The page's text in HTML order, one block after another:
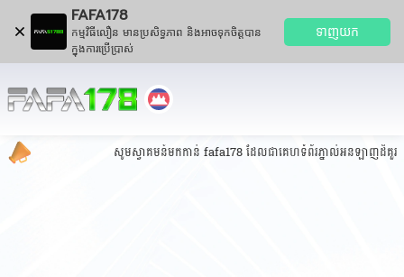
FAFA178
កម្មវិធីលឿន មានប្រសិទ្ធភាព និងអាចទុកចិត្តបាន
ក្នុងការប្រើប្រាស់
ទាញយក
សូមស្វាគមន៍មកកាន់ fafa178 ដែលជាគេហទំព័រភ្នាល់អនឡាញដ៏គួរឱ្